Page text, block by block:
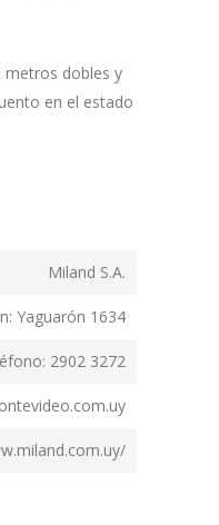
metros dobles y
en el estado
Miland S.A.
Yaguarón 1634
2902 3272